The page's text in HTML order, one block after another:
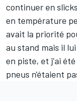
continuer en
en température
avait la priorité
au stand mais il
en piste, et j'ai
pneus n'étaient